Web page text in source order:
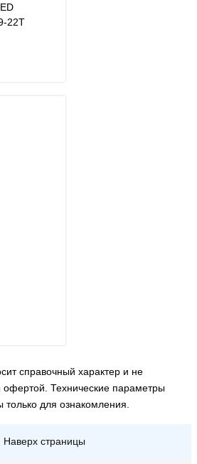
22T
справочный характер и не
офертой. Технические параметры
для ознакомления.
страницы